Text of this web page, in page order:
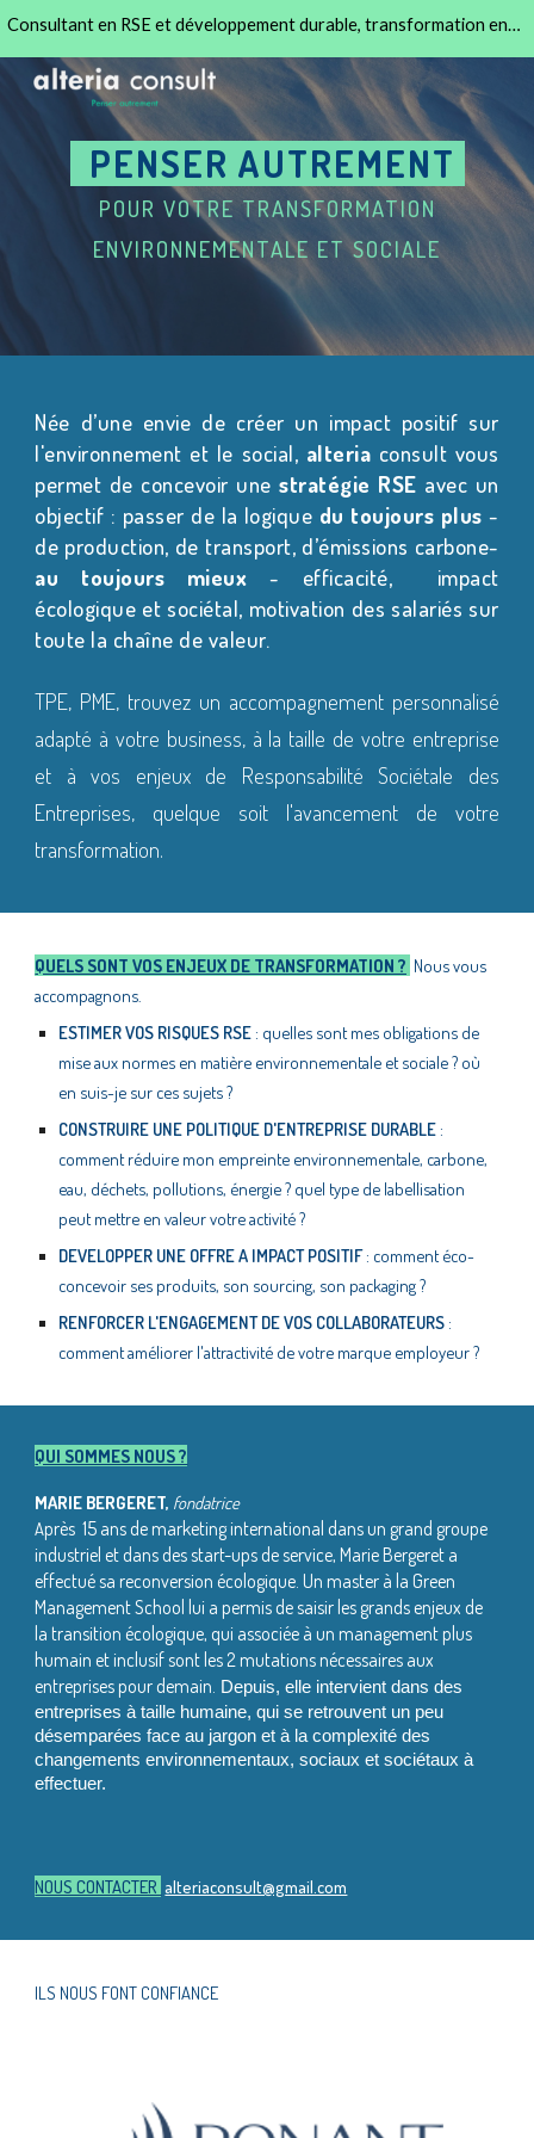
Consultant en RSE et développement durable, transformation environnement
PENSER AUTREMENT
POUR VOTRE TRANSFORMATION
ENVIRONNEMENTALE ET SOCIALE
Née d’une envie de créer un impact positif sur
l'environnement et le social, alteria consult vous
permet de concevoir unestratégie RSE avec un
objectif : passer de la logique du toujours plus -
de production, de transport, d’émissions carbone-
au toujours mieux- efficacité, impact
écologique et sociétal, motivation des salariés sur
toute la chaîne de valeur.
TPE, PME, trouvez un accompagnement personnalisé
adapté à votre business, à la taille de votre entreprise
et à vos enjeux de Responsabilité Sociétale des
Entreprises, quelque soit l'avancement de votre
transformation.
QUELS SONT VOS ENJEUX DE TRANSFORMATION ? Nous vous
accompagnons.
ESTIMER VOS RISQUES RSE : quelles sont mes obligations de
mise aux normes en matière environnementale et sociale ? où
en suis-je sur ces sujets ?
CONSTRUIRE UNE POLITIQUE D'ENTREPRISE DURABLE :
comment réduire mon empreinte environnementale, carbone,
eau, déchets, pollutions, énergie ? quel type de labellisation
peut mettre en valeur votre activité ?
DEVELOPPER UNE OFFRE A IMPACT POSITIF: comment éco-
concevoir ses produits, son sourcing, son packaging ?
RENFORCER L'ENGAGEMENT DE VOS COLLABORATEURS :
comment améliorer l'attractivité de votre marque employeur ?
QUI SOMMES NOUS ?
MARIE BERGERET, fondatrice
Après 15 ans de marketing international dans un grand groupe
industriel et dans des start-ups de service, Marie Bergeret a
effectué sa reconversion écologique. Un master à la Green
Management School lui a permis de saisir les grands enjeux de
la transition écologique, qui associée à un management plus
humain et inclusif sont les 2 mutations nécessaires aux
entreprises pour demain. Depuis, elle intervient dans des
entreprises à taille humaine, qui se retrouvent un peu
désemparées face au jargon et à la complexité des
changements environnementaux, sociaux et sociétaux à
effectuer.
NOUS CONTACTER alteriaconsult@gmail.com
ILS NOUS FONT CONFIANCE